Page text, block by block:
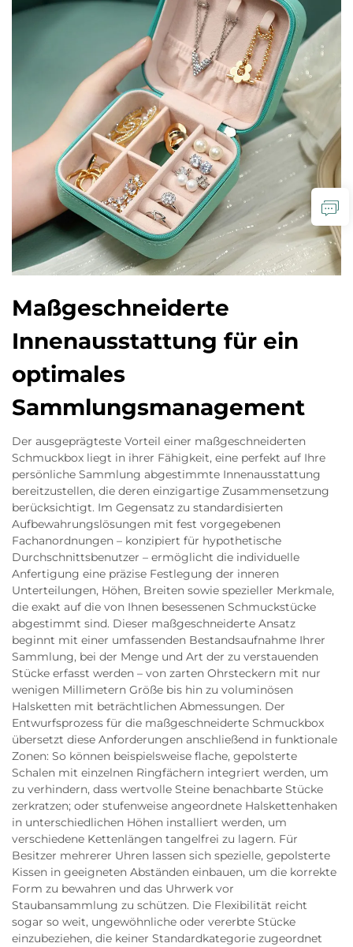
Maßgeschneiderte
Innenausstattung für ein
optimales
Sammlungsmanagement
Der ausgeprägteste Vorteil einer maßgeschneiderten
Schmuckbox liegt in ihrer Fähigkeit, eine perfekt auf Ihre
persönliche Sammlung abgestimmte Innenausstattung
bereitzustellen, die deren einzigartige Zusammensetzung
berücksichtigt. Im Gegensatz zu standardisierten
Aufbewahrungslösungen mit fest vorgegebenen
Fachanordnungen – konzipiert für hypothetische
Durchschnittsbenutzer – ermöglicht die individuelle
Anfertigung eine präzise Festlegung der inneren
Unterteilungen, Höhen, Breiten sowie spezieller Merkmale,
die exakt auf die von Ihnen besessenen Schmuckstücke
abgestimmt sind. Dieser maßgeschneiderte Ansatz
beginnt mit einer umfassenden Bestandsaufnahme Ihrer
Sammlung, bei der Menge und Art der zu verstauenden
Stücke erfasst werden – von zarten Ohrsteckern mit nur
wenigen Millimetern Größe bis hin zu voluminösen
Halsketten mit beträchtlichen Abmessungen. Der
Entwurfsprozess für die maßgeschneiderte Schmuckbox
übersetzt diese Anforderungen anschließend in funktionale
Zonen: So können beispielsweise flache, gepolsterte
Schalen mit einzelnen Ringfächern integriert werden, um
zu verhindern, dass wertvolle Steine benachbarte Stücke
zerkratzen; oder stufenweise angeordnete Halskettenhaken
in unterschiedlichen Höhen installiert werden, um
verschiedene Kettenlängen tangelfrei zu lagern. Für
Besitzer mehrerer Uhren lassen sich spezielle, gepolsterte
Kissen in geeigneten Abständen einbauen, um die korrekte
Form zu bewahren und das Uhrwerk vor
Staubansammlung zu schützen. Die Flexibilität reicht
sogar so weit, ungewöhnliche oder vererbte Stücke
einzubeziehen, die keiner Standardkategorie zugeordnet